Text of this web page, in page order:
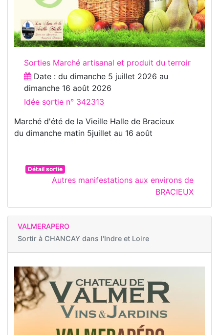
Sorties Marché artisanal et produit du terroir
Date : du dimanche 5 juillet 2026 au
dimanche 16 août 2026
Idée sortie n° 342313
Marché d'été de la Vieille Halle de Bracieux
du dimanche matin 5juillet au 16 août
Détail sortie
Autres manifestations aux environs de
BRACIEUX
VALMERAPERO
Sortir à CHANCAY dans l'Indre et Loire